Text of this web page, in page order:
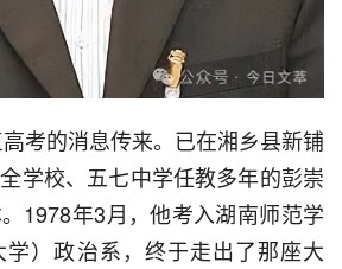
的消息传来。已在湘乡县新铺
学校、五七中学任教多年的彭崇
1978年3月，他考入湖南师范学
）政治系，终于走出了那座大